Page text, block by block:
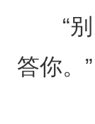
“别
答你。”